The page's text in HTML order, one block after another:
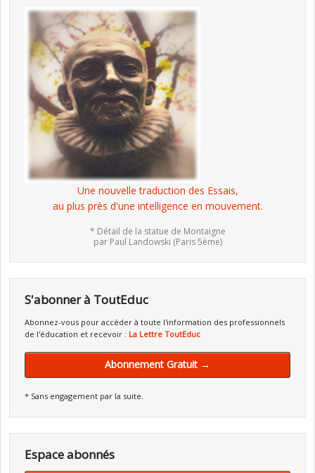
Une nouvelle traduction des Essais,
au plus près d'une intelligence en mouvement.
* Détail de la statue de Montaigne
par Paul Landowski (Paris 5ème)
S'abonner à ToutEduc
Abonnez-vous pour accéder à toute l'information des professionnels
de l'éducation et recevoir : La Lettre ToutEduc
Abonnement Gratuit →
* Sans engagement par la suite.
Espace abonnés